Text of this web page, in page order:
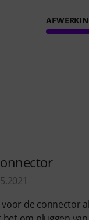
de connector